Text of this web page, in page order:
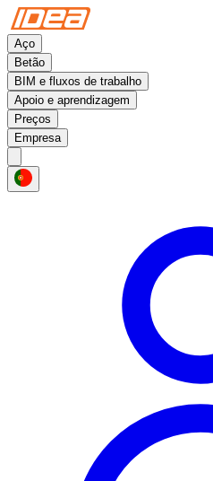
Aço
Betão
BIM e fluxos de trabalho
Apoio e aprendizagem
Preços
Empresa